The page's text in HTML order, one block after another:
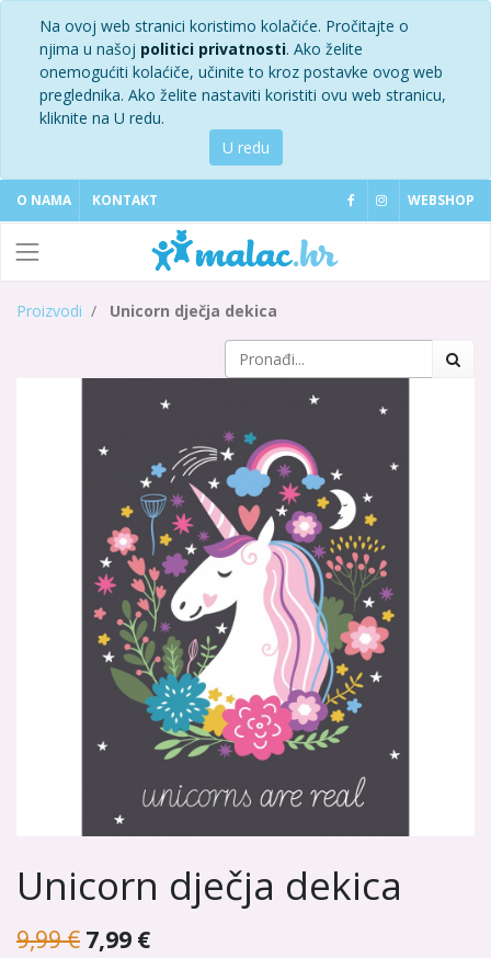
Na ovoj web stranici koristimo kolačiće. Pročitajte o
njima u našoj politici privatnosti. Ako želite
onemogućiti kolaćiče, učinite to kroz postavke ovog web
preglednika. Ako želite nastaviti koristiti ovu web stranicu,
kliknite na U redu.
U redu
O NAMA KONTAKT WEBSHOP
Proizvodi Unicorn dječja dekica
Unicorn dječja dekica
9,99€ 7,99 €